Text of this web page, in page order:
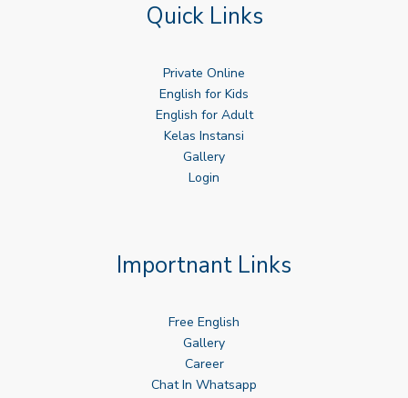
Quick Links
Private Online
English for Kids
English for Adult
Kelas Instansi
Gallery
Login
Importnant Links
Free English
Gallery
Career
Chat In Whatsapp